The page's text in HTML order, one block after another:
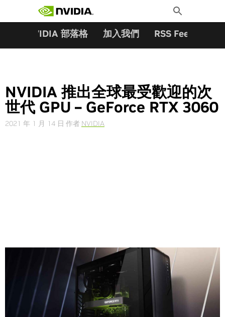
Toggle
Search
NVIDIA 部落格 加入我們 RSS Feeds
NVIDIA 推出全球最受歡迎的次
世代 GPU – GeForce RTX 3060
2021 年 1 月 14 日 作者 NVIDIA